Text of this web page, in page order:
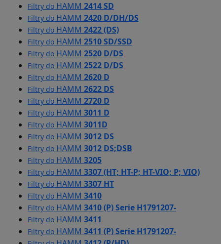
Filtry do HAMM 2414 SD
Filtry do HAMM 2420 D/DH/DS
Filtry do HAMM 2422 (DS)
Filtry do HAMM 2510 SD/SSD
Filtry do HAMM 2520 D/DS
Filtry do HAMM 2522 D/DS
Filtry do HAMM 2620 D
Filtry do HAMM 2622 DS
Filtry do HAMM 2720 D
Filtry do HAMM 3011 D
Filtry do HAMM 3011D
Filtry do HAMM 3012 DS
Filtry do HAMM 3012 DS;DSB
Filtry do HAMM 3205
Filtry do HAMM 3307 (HT; HT-P; HT-VIO; P; VIO)
Filtry do HAMM 3307 HT
Filtry do HAMM 3410
Filtry do HAMM 3410 (P) Serie H1791207-
Filtry do HAMM 3411
Filtry do HAMM 3411 (P) Serie H1791207-